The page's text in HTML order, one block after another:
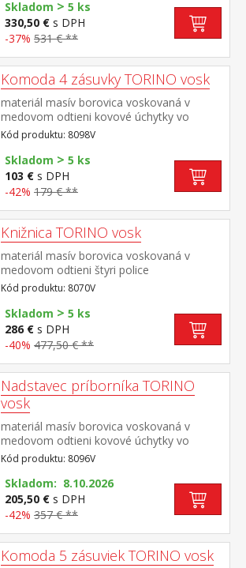
Skladom > 5 ks
330,50 € s DPH
-37% 531 € **
Komoda 4 zásuvky TORINO vosk
materiál masív borovica voskovaná v
medovom odtieni kovové úchytky vo
farebnom prevedení černená mosadz 4
zásuvky s kovovými pojazdmi
Kód produktu: 8098V
Skladom > 5 ks
103 € s DPH
-42% 179 € **
Knižnica TORINO vosk
materiál masív borovica voskovaná v
medovom odtieni štyri police
Kód produktu: 8070V
Skladom > 5 ks
286 € s DPH
-40% 477,50 € **
Nadstavec príborníka TORINO
vosk
materiál masív borovica voskovaná v
medovom odtieni kovové úchytky vo
farebnom prevedení černená mosadz 2
presklené dvere, 1 polica nadstavec
príborníka 8095V
Kód produktu: 8096V
Skladom: 8.10.2026
205,50 € s DPH
-42% 357 € **
Komoda 5 zásuviek TORINO vosk